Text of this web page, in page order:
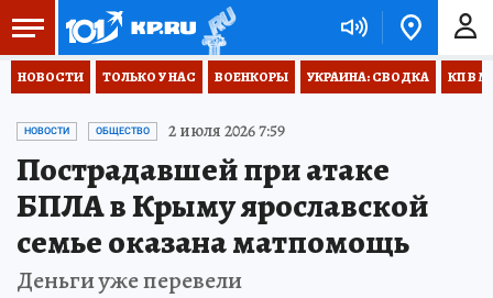
НОВОСТИ ТОЛЬКО У НАС ВОЕНКОРЫ УКРАИНА: СВОДКА КП В
НОВОСТИ ОБЩЕСТВО 2 июля 2026 7:59
Пострадавшей при атаке
БПЛА в Крыму ярославской
семье оказана матпомощь
Деньги уже перевели